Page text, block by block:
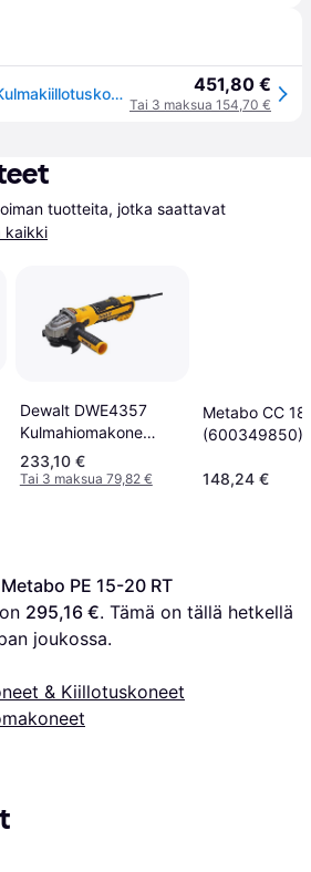
Metabo PE 15-20 RT Kulmakiillotuskone 1500 W, Koneet 451,80 €
Tai 3 maksua 154,70 €
tuotteita, jotka saattavat
kaikki
Dewalt DWE4357
Kulmahiomakone
Ø125 mm
233,10 €
Tai 3 maksua 79,82 €
Metabo CC 18
(600349850)
148,24 €
Metabo PE 15-20 RT
on 295,16 €. Tämä on tällä hetkellä
joukossa.
& Kiillotuskoneet